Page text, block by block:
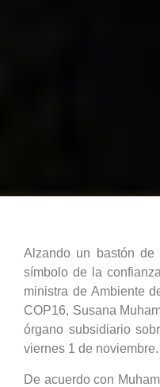
Alzando un bastón de
símbolo de la
ministra de Ambiente
COP16, Susana
órgano subsidiario
viernes 1 de noviembre.
De acuerdo con